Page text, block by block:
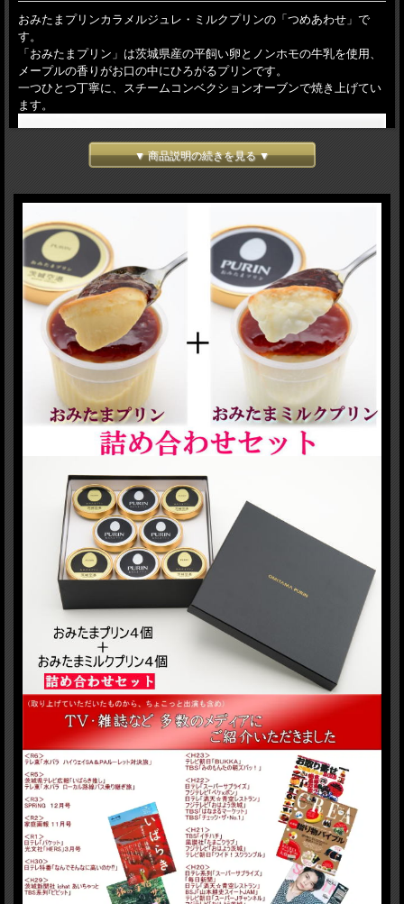
おみたまプリンカラメルジュレ・ミルクプリンの「つめあわせ」で
す。
「おみたまプリン」は茨城県産の平飼い卵とノンホモの牛乳を使用、
メープルの香りがお口の中にひろがるプリンです。
一つひとつ丁寧に、スチームコンベクションオーブンで焼き上げてい
ます。
▼ 商品説明の続きを見る ▼